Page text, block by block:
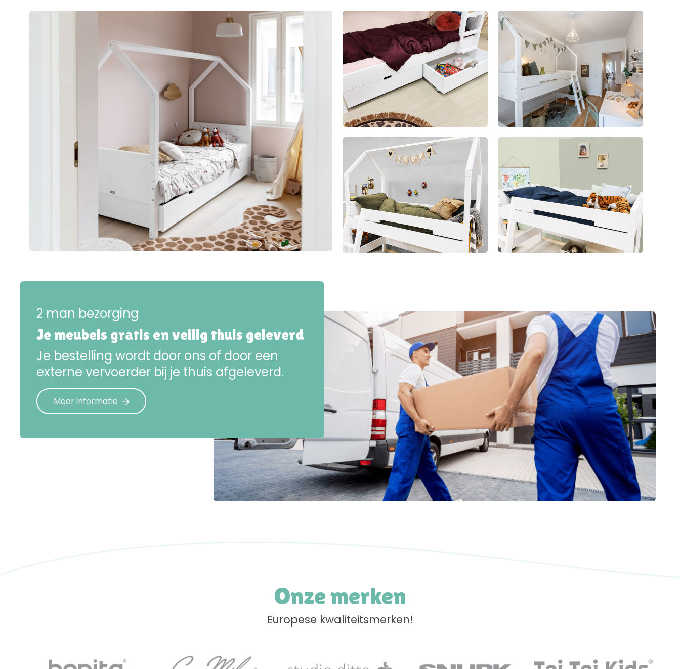
2 man bezorging
Je meubels gratis en veilig thuis geleverd
Je bestelling wordt door ons of door een
externe vervoerder bij je thuis afgeleverd.
Meer informatie
Onze merken
Europese kwaliteitsmerken!